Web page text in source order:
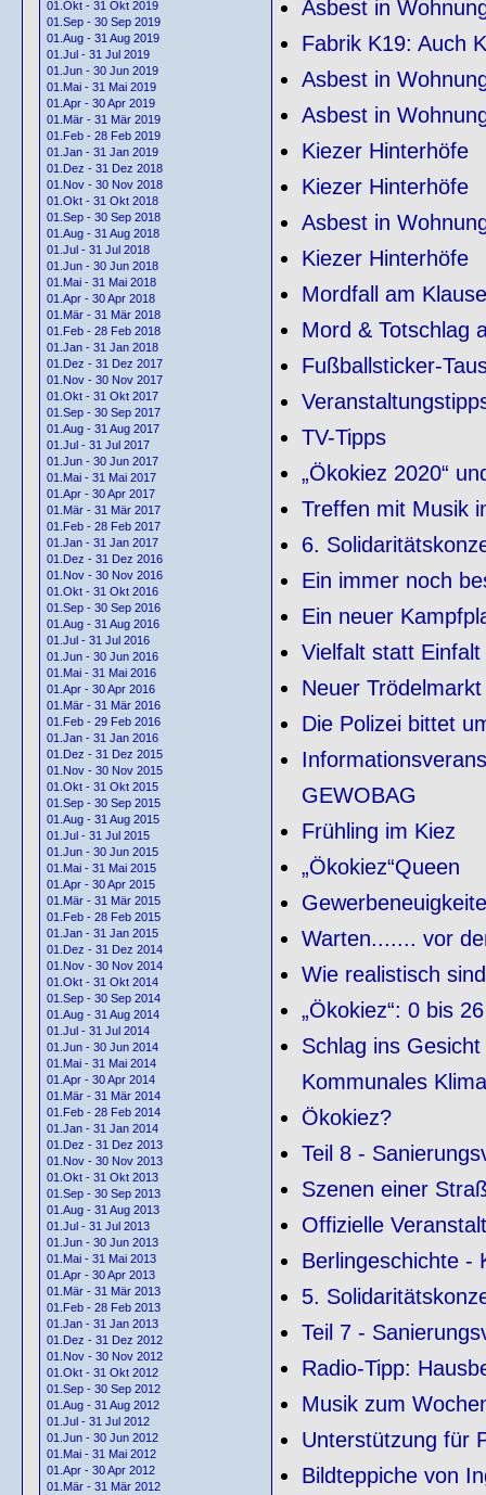
01.Okt - 31 Okt 2019
01.Sep - 30 Sep 2019
01.Aug - 31 Aug 2019
01.Jul - 31 Jul 2019
01.Jun - 30 Jun 2019
01.Mai - 31 Mai 2019
01.Apr - 30 Apr 2019
01.Mär - 31 Mär 2019
01.Feb - 28 Feb 2019
01.Jan - 31 Jan 2019
01.Dez - 31 Dez 2018
01.Nov - 30 Nov 2018
01.Okt - 31 Okt 2018
01.Sep - 30 Sep 2018
01.Aug - 31 Aug 2018
01.Jul - 31 Jul 2018
01.Jun - 30 Jun 2018
01.Mai - 31 Mai 2018
01.Apr - 30 Apr 2018
01.Mär - 31 Mär 2018
01.Feb - 28 Feb 2018
01.Jan - 31 Jan 2018
01.Dez - 31 Dez 2017
01.Nov - 30 Nov 2017
01.Okt - 31 Okt 2017
01.Sep - 30 Sep 2017
01.Aug - 31 Aug 2017
01.Jul - 31 Jul 2017
01.Jun - 30 Jun 2017
01.Mai - 31 Mai 2017
01.Apr - 30 Apr 2017
01.Mär - 31 Mär 2017
01.Feb - 28 Feb 2017
01.Jan - 31 Jan 2017
01.Dez - 31 Dez 2016
01.Nov - 30 Nov 2016
01.Okt - 31 Okt 2016
01.Sep - 30 Sep 2016
01.Aug - 31 Aug 2016
01.Jul - 31 Jul 2016
01.Jun - 30 Jun 2016
01.Mai - 31 Mai 2016
01.Apr - 30 Apr 2016
01.Mär - 31 Mär 2016
01.Feb - 29 Feb 2016
01.Jan - 31 Jan 2016
01.Dez - 31 Dez 2015
01.Nov - 30 Nov 2015
01.Okt - 31 Okt 2015
01.Sep - 30 Sep 2015
01.Aug - 31 Aug 2015
01.Jul - 31 Jul 2015
01.Jun - 30 Jun 2015
01.Mai - 31 Mai 2015
01.Apr - 30 Apr 2015
01.Mär - 31 Mär 2015
01.Feb - 28 Feb 2015
01.Jan - 31 Jan 2015
01.Dez - 31 Dez 2014
01.Nov - 30 Nov 2014
01.Okt - 31 Okt 2014
01.Sep - 30 Sep 2014
01.Aug - 31 Aug 2014
01.Jul - 31 Jul 2014
01.Jun - 30 Jun 2014
01.Mai - 31 Mai 2014
01.Apr - 30 Apr 2014
01.Mär - 31 Mär 2014
01.Feb - 28 Feb 2014
01.Jan - 31 Jan 2014
01.Dez - 31 Dez 2013
01.Nov - 30 Nov 2013
01.Okt - 31 Okt 2013
01.Sep - 30 Sep 2013
01.Aug - 31 Aug 2013
01.Jul - 31 Jul 2013
01.Jun - 30 Jun 2013
01.Mai - 31 Mai 2013
01.Apr - 30 Apr 2013
01.Mär - 31 Mär 2013
01.Feb - 28 Feb 2013
01.Jan - 31 Jan 2013
01.Dez - 31 Dez 2012
01.Nov - 30 Nov 2012
01.Okt - 31 Okt 2012
01.Sep - 30 Sep 2012
01.Aug - 31 Aug 2012
01.Jul - 31 Jul 2012
01.Jun - 30 Jun 2012
01.Mai - 31 Mai 2012
01.Apr - 30 Apr 2012
01.Mär - 31 Mär 2012
Asbest in
Fabrik K19: Auch
Asbest in
Asbest in
Kiezer Hinterhöfe
Kiezer Hinterhöfe
Asbest in
Kiezer Hinterhöfe
Mordfall am
Mord & Totschlag
Fußballsticker-
TV-Tipps
„Ökokiez 2020“
Treffen mit Musik
6.
Ein immer noch
Ein neuer
Vielfalt statt Einfalt
Neuer
Die Polizei bittet
GEWOBAG
Frühling im Kiez
„Ökokiez“Queen
Warten....... vor
Wie realistisch
„Ökokiez“: 0 bis
Schlag ins
Kommunales
Ökokiez?
Teil 8 -
Szenen einer
Offizielle
Berlingeschichte -
5.
Teil 7 -
Radio-Tipp:
Musik zum
Unterstützung für
Bildteppiche von